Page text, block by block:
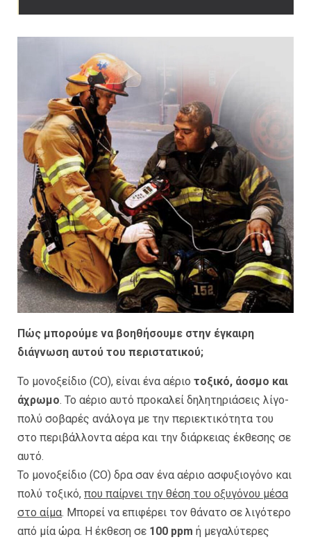
Πώς μπορούμε να βοηθήσουμε στην έγκαιρη
διάγνωση αυτού του περιστατικού;
Το μονοξείδιο (CO), είναι ένα αέριο τοξικό, άοσμο και
άχρωμο. Το αέριο αυτό προκαλεί δηλητηριάσεις λίγο-
πολύ σοβαρές ανάλογα με την περιεκτικότητα του
στο περιβάλλοντα αέρα και την διάρκειας έκθεσης σε
αυτό.
Το μονοξείδιο (CO) δρα σαν ένα αέριο ασφυξιογόνο και
πολύ τοξικό, που παίρνει την θέση του οξυγόνου μέσα
στο αίμα. Μπορεί να επιφέρει τον θάνατο σε λιγότερο
από μία ώρα. Η έκθεση σε 100 ppm ή μεγαλύτερες